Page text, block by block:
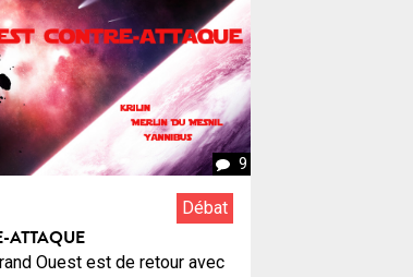
9
Débat
ATTAQUE
Ouest est de retour avec